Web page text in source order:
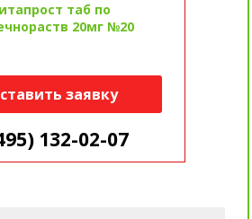
таб по
20мг №20
заявку
132-02-07